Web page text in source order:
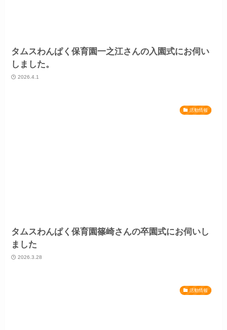
タムスわんぱく保育園一之江さんの入園式にお伺い
しました。
2026.4.1
活動情報
タムスわんぱく保育園篠崎さんの卒園式にお伺いし
ました
2026.3.28
活動情報